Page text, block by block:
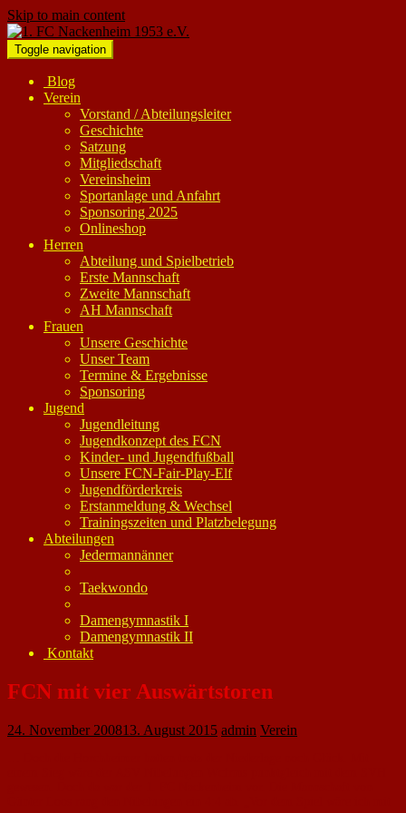
Skip to main content
Toggle navigation
Blog
Verein
Vorstand / Abteilungsleiter
Geschichte
Satzung
Mitgliedschaft
Vereinsheim
Sportanlage und Anfahrt
Sponsoring 2025
Onlineshop
Herren
Abteilung und Spielbetrieb
Erste Mannschaft
Zweite Mannschaft
AH Mannschaft
Frauen
Unsere Geschichte
Unser Team
Termine & Ergebnisse
Sponsoring
Jugend
Jugendleitung
Jugendkonzept des FCN
Kinder- und Jugendfußball
Unsere FCN-Fair-Play-Elf
Jugendförderkreis
Erstanmeldung & Wechsel
Trainingszeiten und Platzbelegung
Abteilungen
Jedermannänner
Taekwondo
Damengymnastik I
Damengymnastik II
Kontakt
FCN mit vier Auswärtstoren
24. November 200813. August 2015 admin Verein